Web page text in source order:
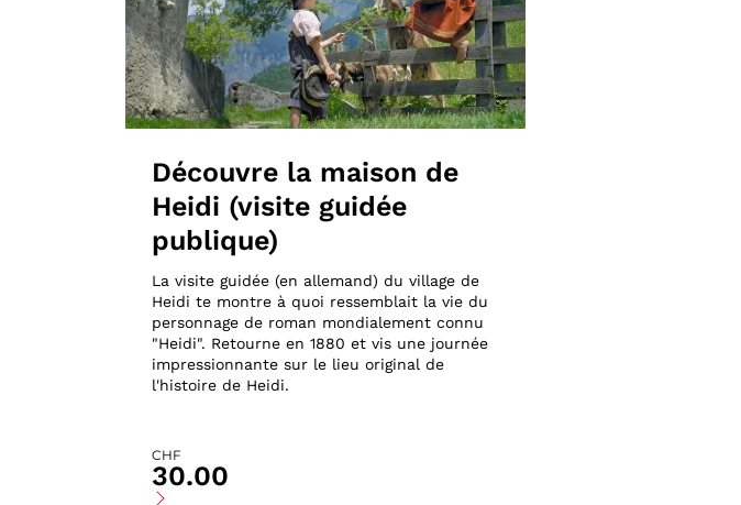
Découvre la maison de
Heidi (visite guidée
publique)
La visite guidée (en allemand) du village de
Heidi te montre à quoi ressemblait la vie du
personnage de roman mondialement connu
"Heidi". Retourne en 1880 et vis une journée
impressionnante sur le lieu original de
l'histoire de Heidi.
CHF
30.00